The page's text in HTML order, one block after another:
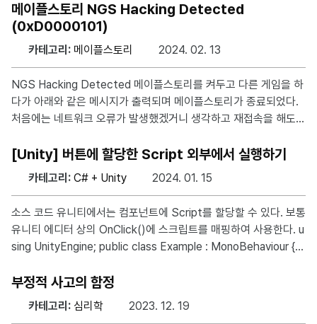
었던 주제 Chapter 01 데이터베이스의 효과적인 활용 데이터베이
스의 중요한 개념들을 실무적인 관점에서 설명하고 다양한 DBMS
들을 특징에 따라 왜 사용하는지 설명한다. Chapter 03 체계적인
자원 관리 다수의 사용자가 동시에 사용하는 소프트웨어의 사례를
점으로), 스레드 풀링에 대해 설명한다. Chapter 04 성능을 향상
하
메이플스토리 NGS Hacking Detected
(0xD0000101)
카테고리: 메이플스토리 2024. 02. 13
NGS Hacking Detected 메이플스토리를 켜두고 다른 게임을 하
다가 아래와 같은 메시지가 출력되며 메이플스토리가 종료되었다.
처음에는 네트워크 오류가 발생했겠거니 생각하고 재접속을 해도
아래와 같은 메시지가 출력되며 게임이 종료되었다. 고객센터 문의
이후 고객센터에 문의해보니 아래와 같은 답변을 받을 수 있었다.
확인 시 문의주신 계정은 클라이언트 변조 프로그램 사용 시도가 확
확한 클라이언트 변조 정황 확인 시, 게임 이용 제한(제재) 적용 예
정인 점 참고 부탁드리며, 메이플스토리는 항상 단독 실행해주시길
부탁드립니다. 클라이언트를 변조할 생각도 없
[Unity] 버튼에 할당한 Script 외부에서 실행하기
카테고리: C# + Unity 2024. 01. 15
소스 코드 유니티에서는 컴포넌트에 Script를 할당할 수 있다. 보통
유니티 에디터 상의 OnClick()에 스크립트를 매핑하여 사용한다. u
sing UnityEngine; public class Example : MonoBehaviour { p
같은 스크립트를 적용한 버튼을 클릭하면 유니티 에디터 하단 콘솔
창에 해당 메시지가 출력된다. 이때 다른 컴포넌트에서 위 버튼에
할당된 스크립트를 실행하고 싶을 땐 아래와 같은 스크립트를 사용
부정적 사고의 함정
카테고리: 심리학 2023. 12. 19